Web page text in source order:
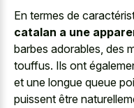
En termes de
catalan a une
barbes adorables, des
touffus. Ils ont
et une longue queue
puissent être